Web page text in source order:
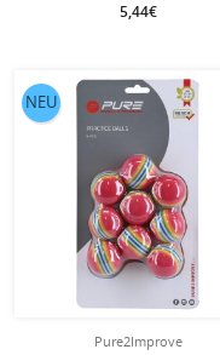
5,44€
Pure2Improve
NEU